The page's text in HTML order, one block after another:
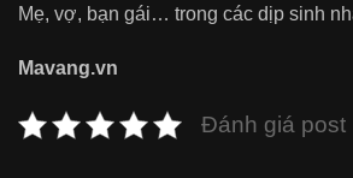
Mẹ, vợ, bạn gái… trong các dịp sinh
Mavang.vn
Đánh giá post